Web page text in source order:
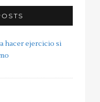
hacer ejercicio si